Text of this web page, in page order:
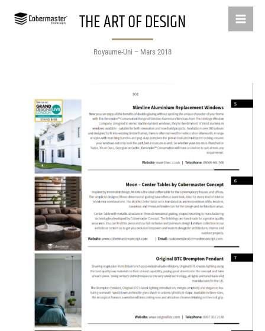
THE ART OF DESIGN
Royaume-Uni – Mars 2018